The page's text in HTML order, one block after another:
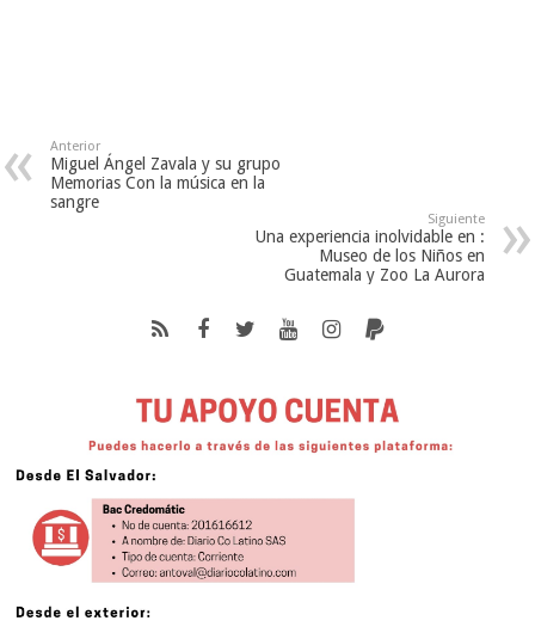
Anterior
Miguel Ángel Zavala y su grupo
Memorias Con la música en la
sangre
Siguiente
Una experiencia inolvidable en :
Museo de los Niños en
Guatemala y Zoo La Aurora